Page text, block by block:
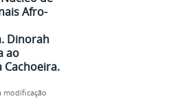
Afro-
Dinorah
ao
Cachoeira.
modificação